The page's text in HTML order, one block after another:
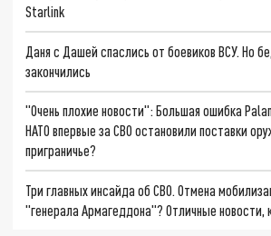
Starlink
Даня с Дашей спаслись от боевиков ВСУ. Но
закончились
"Очень плохие новости": Большая ошибка
НАТО впервые за СВО остановили поставки
приграничье?
Три главных инсайда об СВО. Отмена
"генерала Армагеддона"? Отличные